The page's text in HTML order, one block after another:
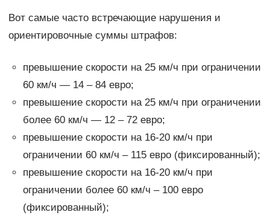
Вот самые часто встречающие нарушения и
ориентировочные суммы штрафов:
превышение скорости на 25 км/ч при ограничении
60 км/ч — 14 – 84 евро;
превышение скорости на 25 км/ч при ограничении
более 60 км/ч — 12 – 72 евро;
превышение скорости на 16-20 км/ч при
ограничении 60 км/ч – 115 евро (фиксированный);
превышение скорости на 16-20 км/ч при
ограничении более 60 км/ч – 100 евро
(фиксированный);